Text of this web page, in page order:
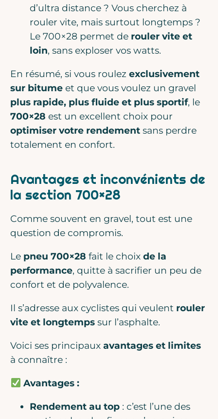
d’ultra distance ? Vous cherchez à
rouler vite, mais surtout longtemps ?
Le 700×28 permet de rouler vite et
loin, sans exploser vos watts.
En résumé, si vous roulezexclusivement
sur bitume et que vous voulez un gravel
plus rapide, plus fluide et plus sportif, le
700×28 est un excellent choix pour
optimiser votre rendement sans perdre
totalement en confort.
Avantages et inconvénients de
la section 700×28
Comme souvent en gravel, tout est une
question de compromis.
Le pneu 700×28 fait le choixde la
performance, quitte à sacrifier un peu de
confort et de polyvalence.
Il s’adresse aux cyclistes qui veulent rouler
vite et longtemps sur l’asphalte.
Voici ses principauxavantages et limites
à connaître :
Avantages :
Rendement au top : c’est l’une des